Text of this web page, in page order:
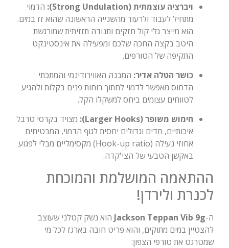
ויברציה עוצמתית (Strong Undulation):
הדמוי
מתחיל לעבוד ולרעוד מהשנייה הראשונה שהוא זז במים.
הוא מייצר גלי קול חזקים ותנודה תזזיתית שמורגשת
היטב בקצה החכה שלכם ומפעילה את אינסטינקט
התקיפה של הטורפים.
כושר הטלה אדיר: המבנה האווירודינמי והמתכתי
הדחוס מאפשר לדמוי לחתוך רוחות פנים בקלות ולהגיע
לטווחים עצומים ביחס למשקלו הקל.
חימוש משופר (Larger Hooks):
מצויד בקרסי טרבל
איכותיים, חדים וגדולים יחסית לגוף הדמוי, המבטיחים
אחוזי נעילה (Hook-up ratio) מקסימליים מבלי לפגוע
באקשן הטבעי של הצי'קדה.
ההתאמה המושלמת והמוכחת
לכנרת ולירדן!
ה-Jackson Teppan Vib 9g הוא נשק קטלני שעוצב
להצטיין במים מתוקים, והוא פריט חובה בארגז לכל מי
שמטרגט את טורפי הצפון: